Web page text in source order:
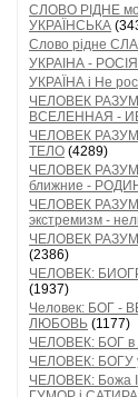
СЛОВО РІДНЕ
УКРАЇНСЬКА
Слово рідне
УКРАІНА -
УКРАЇНА і Не
ЧЕЛОВЕК
ВСЕЛЕННАЯ -
ЧЕЛОВЕК
ТЕЛО (4289)
ЧЕЛОВЕК
ближние -
ЧЕЛОВЕК
экстремизм -
ЧЕЛОВЕК
(2386)
ЧЕЛОВЕК:
(1937)
Человек: БОГ -
ЛЮБОВЬ (1177)
ЧЕЛОВЕК: БОГ в
ЧЕЛОВЕК: БОГУ
ЧЕЛОВЕК: Божа